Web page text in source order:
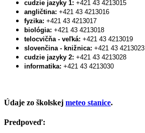
cudzie jazyky 1: +421 43 4213015
angličtina: +421 43 4213016
fyzika: +421 43 4213017
biológia: +421 43 4213018
telocvičňa - veľká: +421 43 4213019
slovenčina - knižnica: +421 43 4213023
cudzie jazyky 2: +421 43 4213028
informatika: +421 43 4213030
Údaje zo školskej meteo stanice.
Predpoveď: